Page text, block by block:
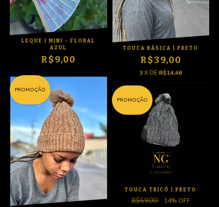
LEQUE | MINI - FLORAL
AZUL
R$9,00
TOUCA BÁSICA | PRETO
R$39,00
3X DE R$14,46
PROMOÇÃO
PROMOÇÃO
TOUCA TRICÔ | PRETO
R$69,00 14% OFF